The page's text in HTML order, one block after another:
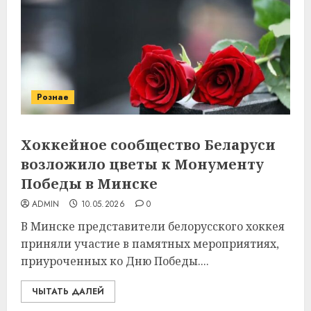
Рознае
Хоккейное сообщество Беларуси
возложило цветы к Монументу
Победы в Минске
ADMIN 10.05.2026 0
В Минске представители белорусского хоккея
приняли участие в памятных мероприятиях,
приуроченных ко Дню Победы....
ЧЫТАТЬ ДАЛЕЙ